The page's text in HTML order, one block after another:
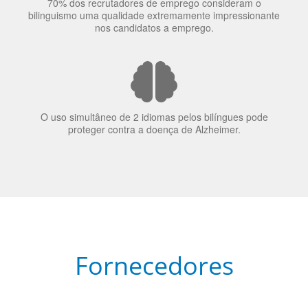
70% dos recrutadores de emprego consideram o
nos candidatos a emprego.